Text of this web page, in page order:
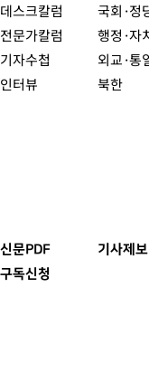
데스크칼럼
전문가칼럼
기자수첩
인터뷰
국회·정
행정·자
외교·통
북한
신문PDF
구독신청
기사제보